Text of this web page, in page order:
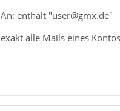
An: enthält "user@gmx.de"
exakt alle Mails eines